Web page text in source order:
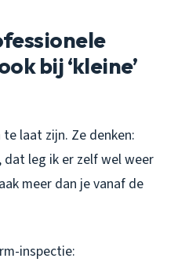
bij ‘kleine’
laat zijn. Ze denken:
dat leg ik er zelf wel weer
meer dan je vanaf de
inspectie: